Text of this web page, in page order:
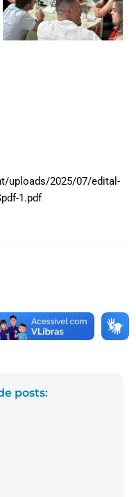
uploads/2025/07/edital-
1.pdf
posts: